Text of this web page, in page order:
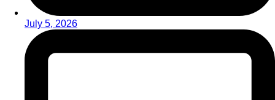
July 5, 2026